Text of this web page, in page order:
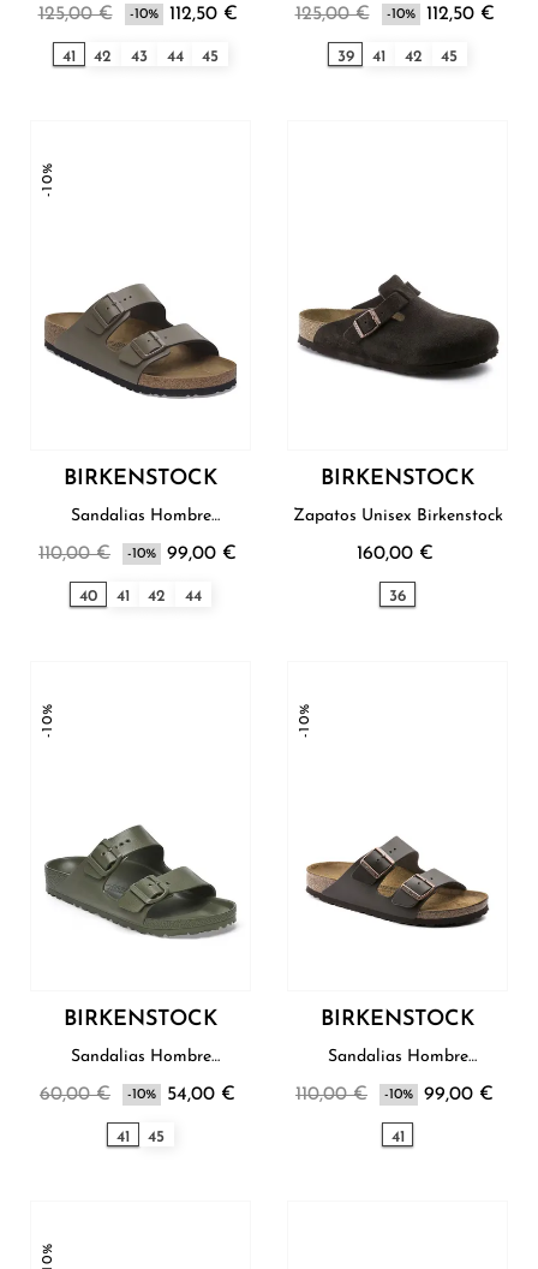
125,00 € -10% 112,50 €
41 42 43 44 45
125,00 € -10% 112,50 €
39 41 42 45
-10%
BIRKENSTOCK
Sandalias Hombre
110,00 € -10% 99,00 €
40 41 42 44
BIRKENSTOCK
Zapatos Unisex Birkenstock
160,00 €
36
-10%
BIRKENSTOCK
Sandalias Hombre
60,00 € -10% 54,00 €
41 45
-10%
BIRKENSTOCK
Sandalias Hombre
110,00 € -10% 99,00 €
41
-10%